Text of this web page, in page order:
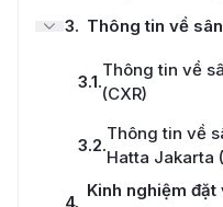
3. Thông tin về
3.1.
Thông tin về
(CXR)
3.2.
Thông tin về
Hatta Jakarta
4.
Kinh nghiệm